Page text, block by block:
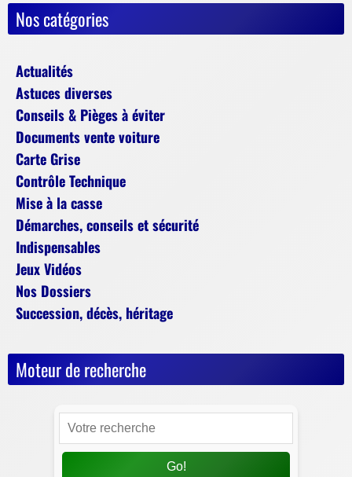
Nos catégories
Actualités
Astuces diverses
Conseils & Pièges à éviter
Documents vente voiture
Carte Grise
Contrôle Technique
Mise à la casse
Démarches, conseils et sécurité
Indispensables
Jeux Vidéos
Nos Dossiers
Succession, décès, héritage
Moteur de recherche
Go!